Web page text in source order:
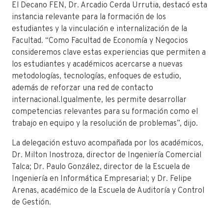
El Decano FEN, Dr. Arcadio Cerda Urrutia, destacó esta
instancia relevante para la formación de los
estudiantes y la vinculación e internalización de la
Facultad. “Como Facultad de Economía y Negocios
consideremos clave estas experiencias que permiten a
los estudiantes y académicos acercarse a nuevas
metodologías, tecnologías, enfoques de estudio,
además de reforzar una red de contacto
internacional.Igualmente, les permite desarrollar
competencias relevantes para su formación como el
trabajo en equipo y la resolución de problemas”, dijo.
La delegación estuvo acompañada por los académicos,
Dr. Milton Inostroza, director de Ingeniería Comercial
Talca; Dr. Paulo González, director de la Escuela de
Ingeniería en Informática Empresarial; y Dr. Felipe
Arenas, académico de la Escuela de Auditoría y Control
de Gestión.